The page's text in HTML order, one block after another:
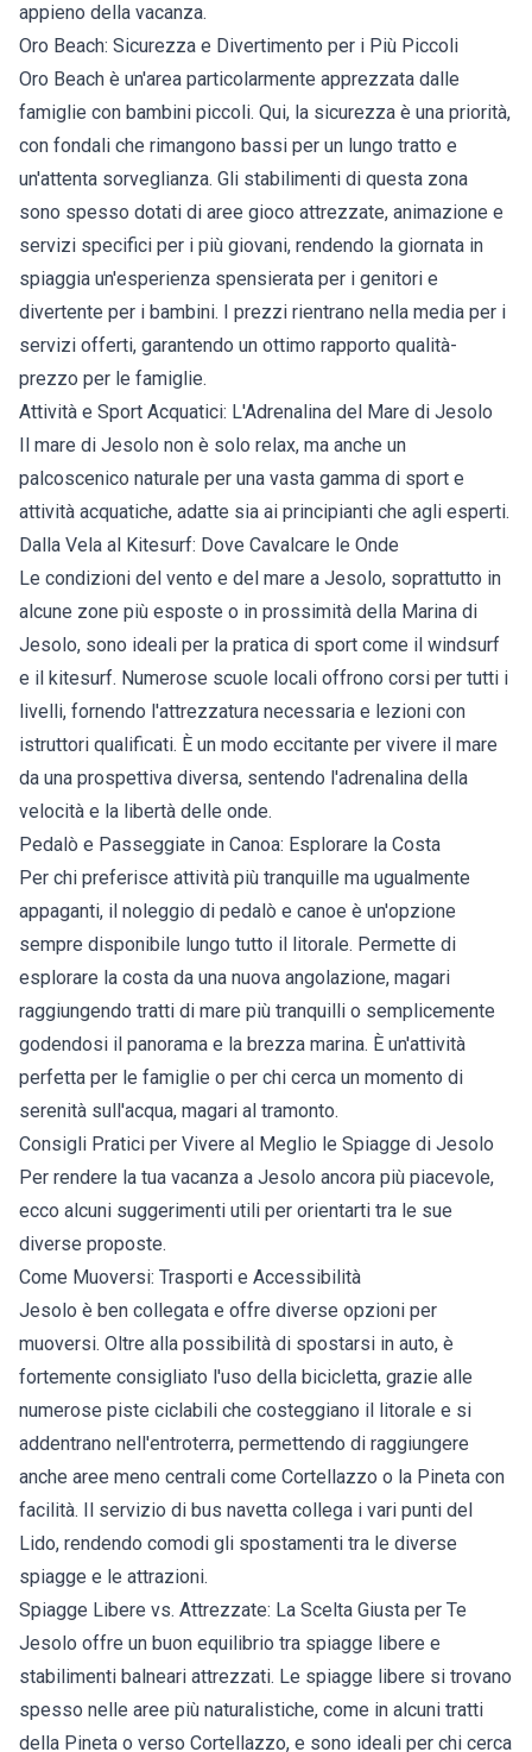
appieno della vacanza.
Oro Beach: Sicurezza e Divertimento per i Più Piccoli
Oro Beach è un'area particolarmente apprezzata dalle
famiglie con bambini piccoli. Qui, la sicurezza è una priorità,
con fondali che rimangono bassi per un lungo tratto e
un'attenta sorveglianza. Gli stabilimenti di questa zona
sono spesso dotati di aree gioco attrezzate, animazione e
servizi specifici per i più giovani, rendendo la giornata in
spiaggia un'esperienza spensierata per i genitori e
divertente per i bambini. I prezzi rientrano nella media per i
servizi offerti, garantendo un ottimo rapporto qualità-
prezzo per le famiglie.
Attività e Sport Acquatici: L'Adrenalina del Mare di Jesolo
Il mare di Jesolo non è solo relax, ma anche un
palcoscenico naturale per una vasta gamma di sport e
attività acquatiche, adatte sia ai principianti che agli esperti.
Dalla Vela al Kitesurf: Dove Cavalcare le Onde
Le condizioni del vento e del mare a Jesolo, soprattutto in
alcune zone più esposte o in prossimità della Marina di
Jesolo, sono ideali per la pratica di sport come il windsurf
e il kitesurf. Numerose scuole locali offrono corsi per tutti i
livelli, fornendo l'attrezzatura necessaria e lezioni con
istruttori qualificati. È un modo eccitante per vivere il mare
da una prospettiva diversa, sentendo l'adrenalina della
velocità e la libertà delle onde.
Pedalò e Passeggiate in Canoa: Esplorare la Costa
Per chi preferisce attività più tranquille ma ugualmente
appaganti, il noleggio di pedalò e canoe è un'opzione
sempre disponibile lungo tutto il litorale. Permette di
esplorare la costa da una nuova angolazione, magari
raggiungendo tratti di mare più tranquilli o semplicemente
godendosi il panorama e la brezza marina. È un'attività
perfetta per le famiglie o per chi cerca un momento di
serenità sull'acqua, magari al tramonto.
Consigli Pratici per Vivere al Meglio le Spiagge di Jesolo
Per rendere la tua vacanza a Jesolo ancora più piacevole,
ecco alcuni suggerimenti utili per orientarti tra le sue
diverse proposte.
Come Muoversi: Trasporti e Accessibilità
Jesolo è ben collegata e offre diverse opzioni per
muoversi. Oltre alla possibilità di spostarsi in auto, è
fortemente consigliato l'uso della bicicletta, grazie alle
numerose piste ciclabili che costeggiano il litorale e si
addentrano nell'entroterra, permettendo di raggiungere
anche aree meno centrali come Cortellazzo o la Pineta con
facilità. Il servizio di bus navetta collega i vari punti del
Lido, rendendo comodi gli spostamenti tra le diverse
spiagge e le attrazioni.
Spiagge Libere vs. Attrezzate: La Scelta Giusta per Te
Jesolo offre un buon equilibrio tra spiagge libere e
stabilimenti balneari attrezzati. Le spiagge libere si trovano
spesso nelle aree più naturalistiche, come in alcuni tratti
della Pineta o verso Cortellazzo, e sono ideali per chi cerca